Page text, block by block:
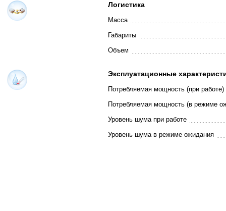
Логистика
Масса
Габариты
Объем
Эксплуатационные
Потребляемая мощность (при работе)
Потребляемая мощность (в режиме
Уровень шума при работе
Уровень шума в режиме ожидания